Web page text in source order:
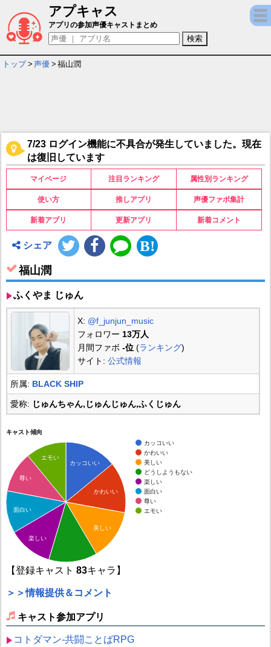
アプキャス
福山潤 - 担当ゲームキャラ一覧情報
アプリの参加声優キャストまとめ
トップ > 声優 > 福山潤
7/23 ログイン機能に不具合が発生していました。現在
は復旧しています
マイページ 注目ランキング 属性別ランキング
使い方 推しアプリ 声優ファボ集計
新着アプリ 更新アプリ 新着コメント
シェア
福山潤
ふくやま じゅん
X: @f_junjun_music
フォロワー 13万人
月間ファボ -位(ランキング)
サイト: 公式情報
所属: BLACK SHIP
愛称: じゅんちゃん,じゅんじゅん,ふくじゅん
キャスト傾向
カッコいい
かわいい
美しい
どうしようもない
楽しい
面白い
尊い
エモい
カッコいい
かわいい
美しい
エモい
尊い
面白い
楽しい
【登録キャスト 83キャラ】
＞＞情報提供＆コメント
キャスト参加アプリ
コトダマン-共闘ことばRPG